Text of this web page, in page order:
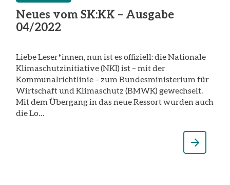
Neues vom SK:KK – Ausgabe
04/2022
Liebe Leser*innen, nun ist es offiziell: die Nationale
Klimaschutzinitiative (NKI) ist – mit der
Kommunalrichtlinie – zum Bundesministerium für
Wirtschaft und Klimaschutz (BMWK) gewechselt.
Mit dem Übergang in das neue Ressort wurden auch
die Lo…